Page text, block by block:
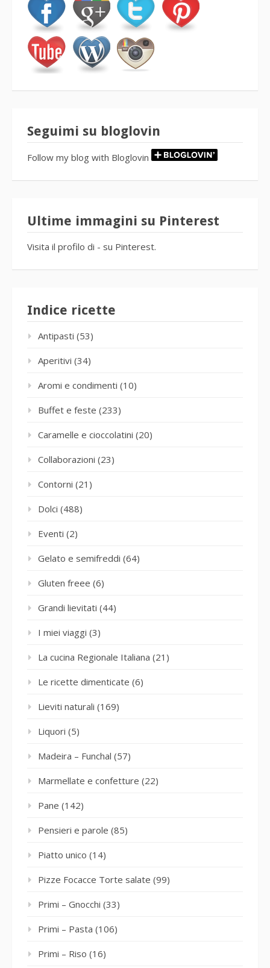
Seguimi su bloglovin
Follow my blog with Bloglovin
Ultime immagini su Pinterest
Visita il profilo di - su Pinterest.
Indice ricette
Antipasti (53)
Aperitivi (34)
Aromi e condimenti (10)
Buffet e feste (233)
Caramelle e cioccolatini (20)
Collaborazioni (23)
Contorni (21)
Dolci (488)
Eventi (2)
Gelato e semifreddi (64)
Gluten freee (6)
Grandi lievitati (44)
I miei viaggi (3)
La cucina Regionale Italiana (21)
Le ricette dimenticate (6)
Lieviti naturali (169)
Liquori (5)
Madeira – Funchal (57)
Marmellate e confetture (22)
Pane (142)
Pensieri e parole (85)
Piatto unico (14)
Pizze Focacce Torte salate (99)
Primi – Gnocchi (33)
Primi – Pasta (106)
Primi – Riso (16)